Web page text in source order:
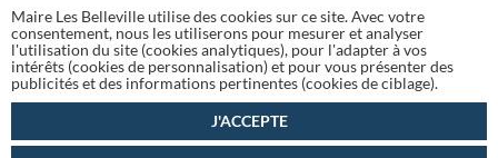
Maire Les Belleville utilise des cookies sur ce site. Avec votre
consentement, nous les utiliserons pour mesurer et analyser
l'utilisation du site (cookies analytiques), pour l'adapter à vos
intérêts (cookies de personnalisation) et pour vous présenter des
publicités et des informations pertinentes (cookies de ciblage).
J'ACCEPTE